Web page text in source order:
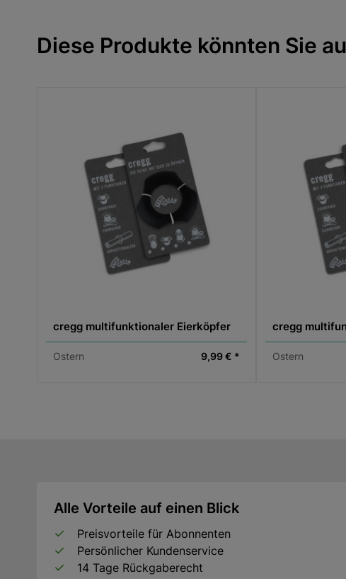
Diese Produkte könnten Sie
cregg multifunktionaler Eierköpfer
Ostern 9,99 € *
cregg
Ostern
Alle Vorteile auf einen Blick
Preisvorteile für Abonnenten
Persönlicher Kundenservice
14 Tage Rückgaberecht